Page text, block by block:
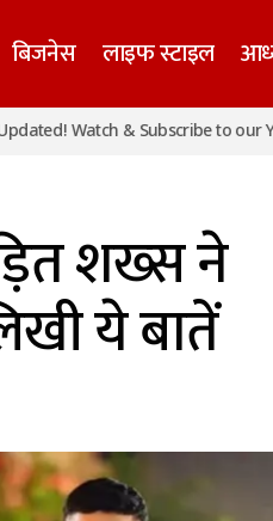
बिजनेस लाइफ स्टाइल
ने की आत्महत्या, सुसाइड नोट
& Subscribe to our YouTube
शख्स ने
ये बातें